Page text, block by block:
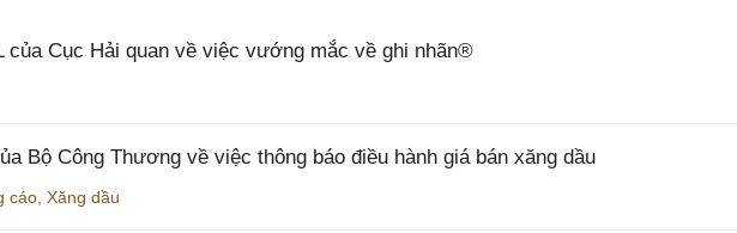
của Cục Hải quan về việc vướng mắc về ghi nhãn®
Bộ Công Thương về việc thông báo điều hành giá bán xăng dầu
cáo Xăng dầu